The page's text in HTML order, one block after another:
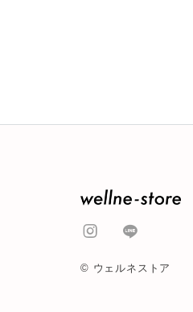
© ウェルネストア